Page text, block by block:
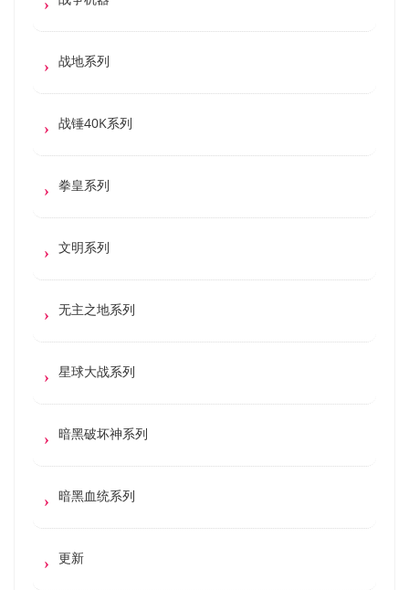
战地系列
战锤40K系列
拳皇系列
文明系列
无主之地系列
星球大战系列
暗黑破坏神系列
暗黑血统系列
更新